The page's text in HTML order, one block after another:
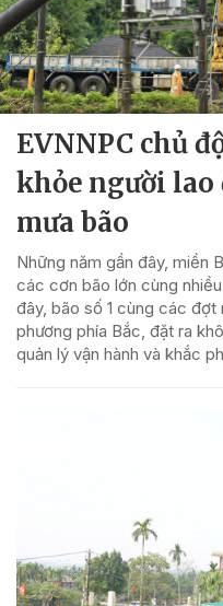
EVNNPC chủ
khỏe người
mưa bão
Những năm gần đây, miền
các cơn bão lớn cùng
đây, bão số 1 cùng các đợt
phương phía Bắc, đặt ra
quản lý vận hành và khắc